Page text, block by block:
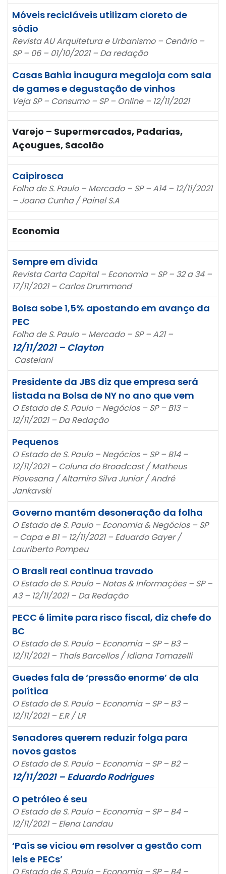
Móveis recicláveis utilizam cloreto de
sódio
Revista AU Arquitetura e Urbanismo – Cenário –
SP – 06 – 01/10/2021 – Da redação
Casas Bahia inaugura megaloja com sala
de games e degustação de vinhos
Veja SP – Consumo – SP – Online – 12/11/2021
Varejo – Supermercados, Padarias,
Açougues, Sacolão
Caipirosca
Folha de S. Paulo – Mercado – SP – A14 – 12/11/2021
– Joana Cunha / Painel S.A
Economia
Sempre em dívida
Revista Carta Capital – Economia – SP – 32 a 34 –
17/11/2021 – Carlos Drummond
Bolsa sobe 1,5% apostando em avanço da
PEC
Folha de S. Paulo – Mercado – SP – A21 –
12/11/2021 – Clayton
Castelani
Presidente da JBS diz que empresa será
listada na Bolsa de NY no ano que vem
O Estado de S. Paulo – Negócios – SP – B13 –
12/11/2021 – Da Redação
Pequenos
O Estado de S. Paulo – Negócios – SP – B14 –
12/11/2021 – Coluna do Broadcast / Matheus
Piovesana / Altamiro Silva Junior / André
Jankavski
Governo mantém desoneração da folha
O Estado de S. Paulo – Economia & Negócios – SP
– Capa e B1 – 12/11/2021 – Eduardo Gayer /
Lauriberto Pompeu
O Brasil real continua travado
O Estado de S. Paulo – Notas & Informações – SP –
A3 – 12/11/2021 – Da Redação
PECC é limite para risco fiscal, diz chefe do
BC
O Estado de S. Paulo – Economia – SP – B3 –
12/11/2021 – Thaís Barcellos / Idiana Tomazelli
Guedes fala de ‘pressão enorme’ de ala
política
O Estado de S. Paulo – Economia – SP – B3 –
12/11/2021 – E.R / LR
Senadores querem reduzir folga para
novos gastos
O Estado de S. Paulo – Economia – SP – B2 –
12/11/2021 – Eduardo Rodrigues
O petróleo é seu
O Estado de S. Paulo – Economia – SP – B4 –
12/11/2021 – Elena Landau
‘País se viciou em resolver a gestão com
leis e PECs’